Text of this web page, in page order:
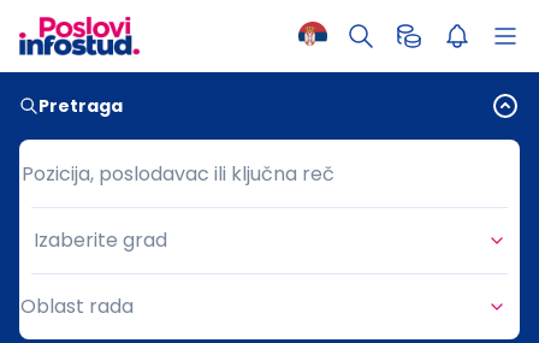
Pretraga
Pozicija, poslodavac ili ključna reč
Pozicija, poslodavac ili ključna reč
Grad
Izaberite grad
Oblast rada